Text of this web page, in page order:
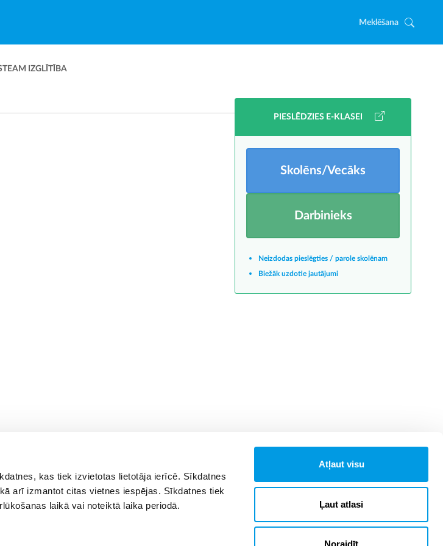
kas tiek izvietotas lietotāja ierīcē. Sīkdatnes
arī izmantot citas vietnes iespējas. Sīkdatnes tiek
laikā vai noteiktā laika periodā.
Atļaut visu
Ļaut atlasi
Noraidīt
Meklēšana
IZGLĪTĪBA
PIESLĒDZIES E-KLASEI
Skolēns/Vecāks
Darbinieks
Neizdodas pieslēgties / parole skolēnam
Biežāk uzdotie jautājumi